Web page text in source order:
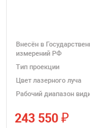
Внесён в
измерений РФ
Тип проекции
Цвет лазерного луча
Рабочий диапазон
243 550 ₽